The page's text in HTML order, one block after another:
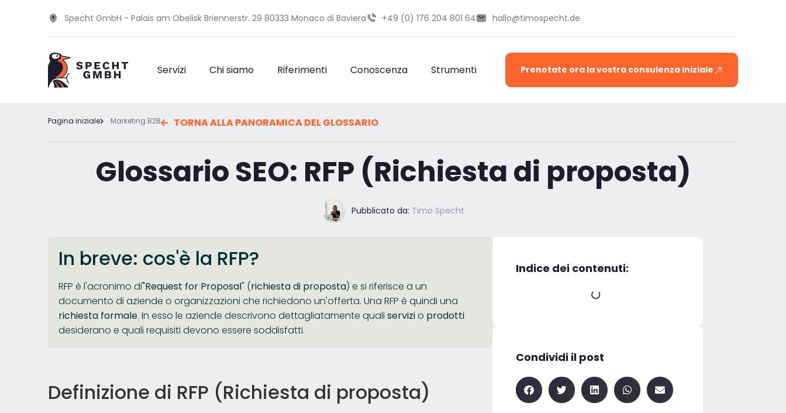
Specht GmbH - Palais am Obelisk Briennerstr. 29 80333 Monaco di Baviera +49 (0) 176 204 801 64 hallo@timospecht.de
Servizi Chi siamo Riferimenti Conoscenza Strumenti Prenotate ora la vostra consulenza iniziale
Pagina iniziale Marketing B2B TORNA ALLA PANORAMICA DEL GLOSSARIO
Glossario SEO: RFP (Richiesta di proposta)
Pubblicato da: Timo Specht
In breve: cos'è la RFP?
RFP è l'acronimo di"Request for Proposal" (richiesta di proposta) e si riferisce a un
documento di aziende o organizzazioni che richiedono un'offerta. Una RFP è quindi una
richiesta formale. In esso le aziende descrivono dettagliatamente quali servizio prodotti
desiderano e quali requisiti devono essere soddisfatti.
Definizione di RFP (Richiesta di proposta)
Indice dei contenuti:
Condividi il post